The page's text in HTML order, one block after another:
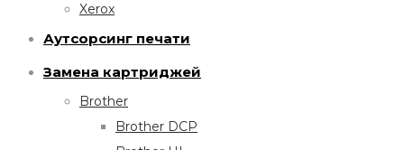
Xerox
Аутсорсинг печати
Замена картриджей
Brother
Brother DCP